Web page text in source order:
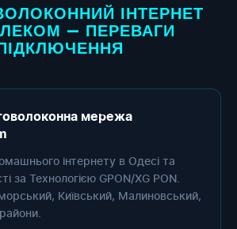
ІНТЕРНЕТ
— ПЕРЕВАГИ
мережа
інтернету в Одесі та
за Технологією GPON/XG PON.
Київський, Малиновський,